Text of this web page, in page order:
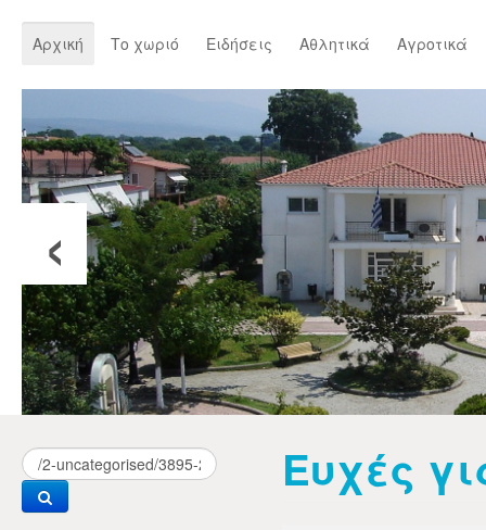
Αρχική Το χωριό Ειδήσεις Αθλητικά Αγροτικά
‹
Ευχές